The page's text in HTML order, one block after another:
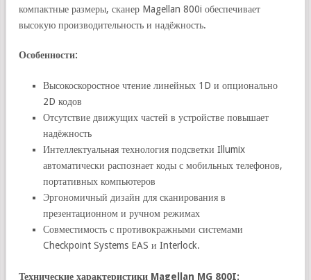
компактные размеры, сканер Magellan 800i обеспечивает
высокую производительность и надёжность.
Особенности:
Высокоскоростное чтение линейных 1D и опционально
2D кодов
Отсутствие движущих частей в устройстве повышает
надёжность
Интеллектуальная технология подсветки Illumix
автоматически распознает коды с мобильных телефонов,
портативных компьютеров
Эргономичный дизайн для сканирования в
презентационном и ручном режимах
Совместимость с противокражными системами
Checkpoint Systems EAS и Interlock.
Технические характеристики Magellan MG 800I: